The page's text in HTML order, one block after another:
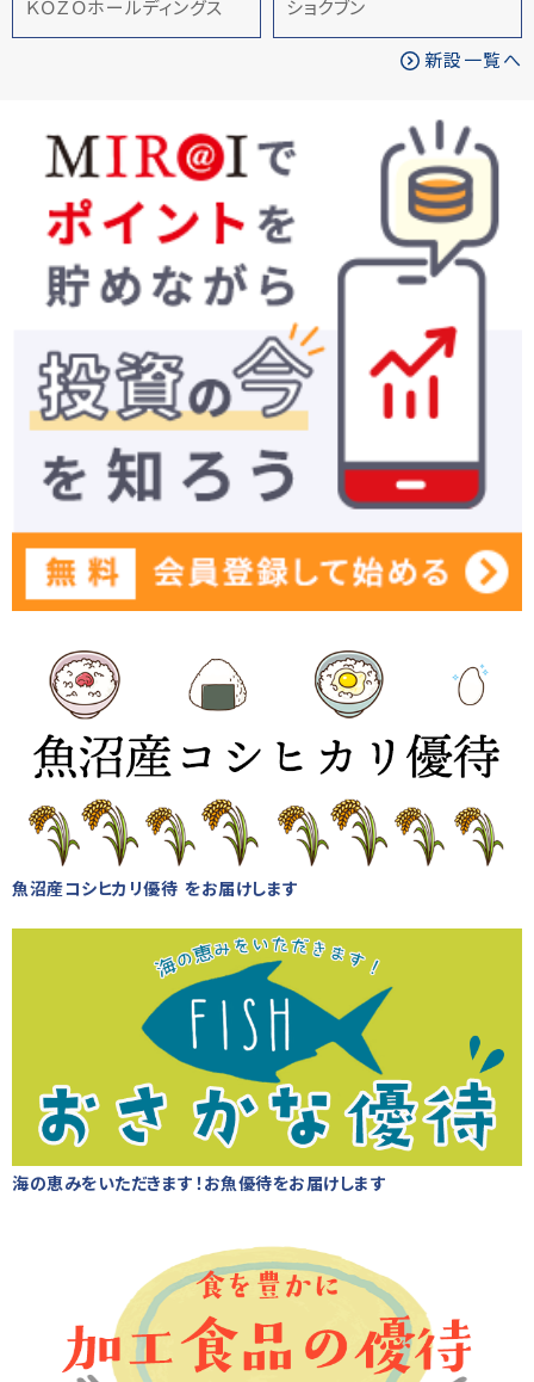
ＫＯＺＯホールディングス ショクブン
新設一覧へ
魚沼産コシヒカリ優待 をお届けします
海の恵みをいただきます！お魚優待をお届けします